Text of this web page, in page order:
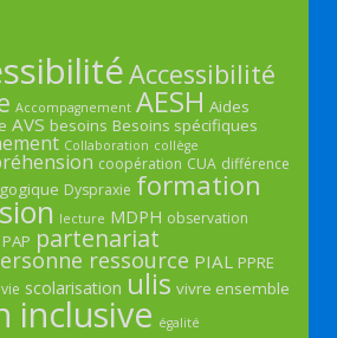
Accessibilité
Accompagnement AESH Aides
AVS besoins Besoins spécifiques
Collaboration collège
coopération CUA différence
Dyspraxie formation
lecture MDPH observation
PAP partenariat
ressource PIAL PPRE
scolarisation ulis vivre ensemble
inclusive égalité